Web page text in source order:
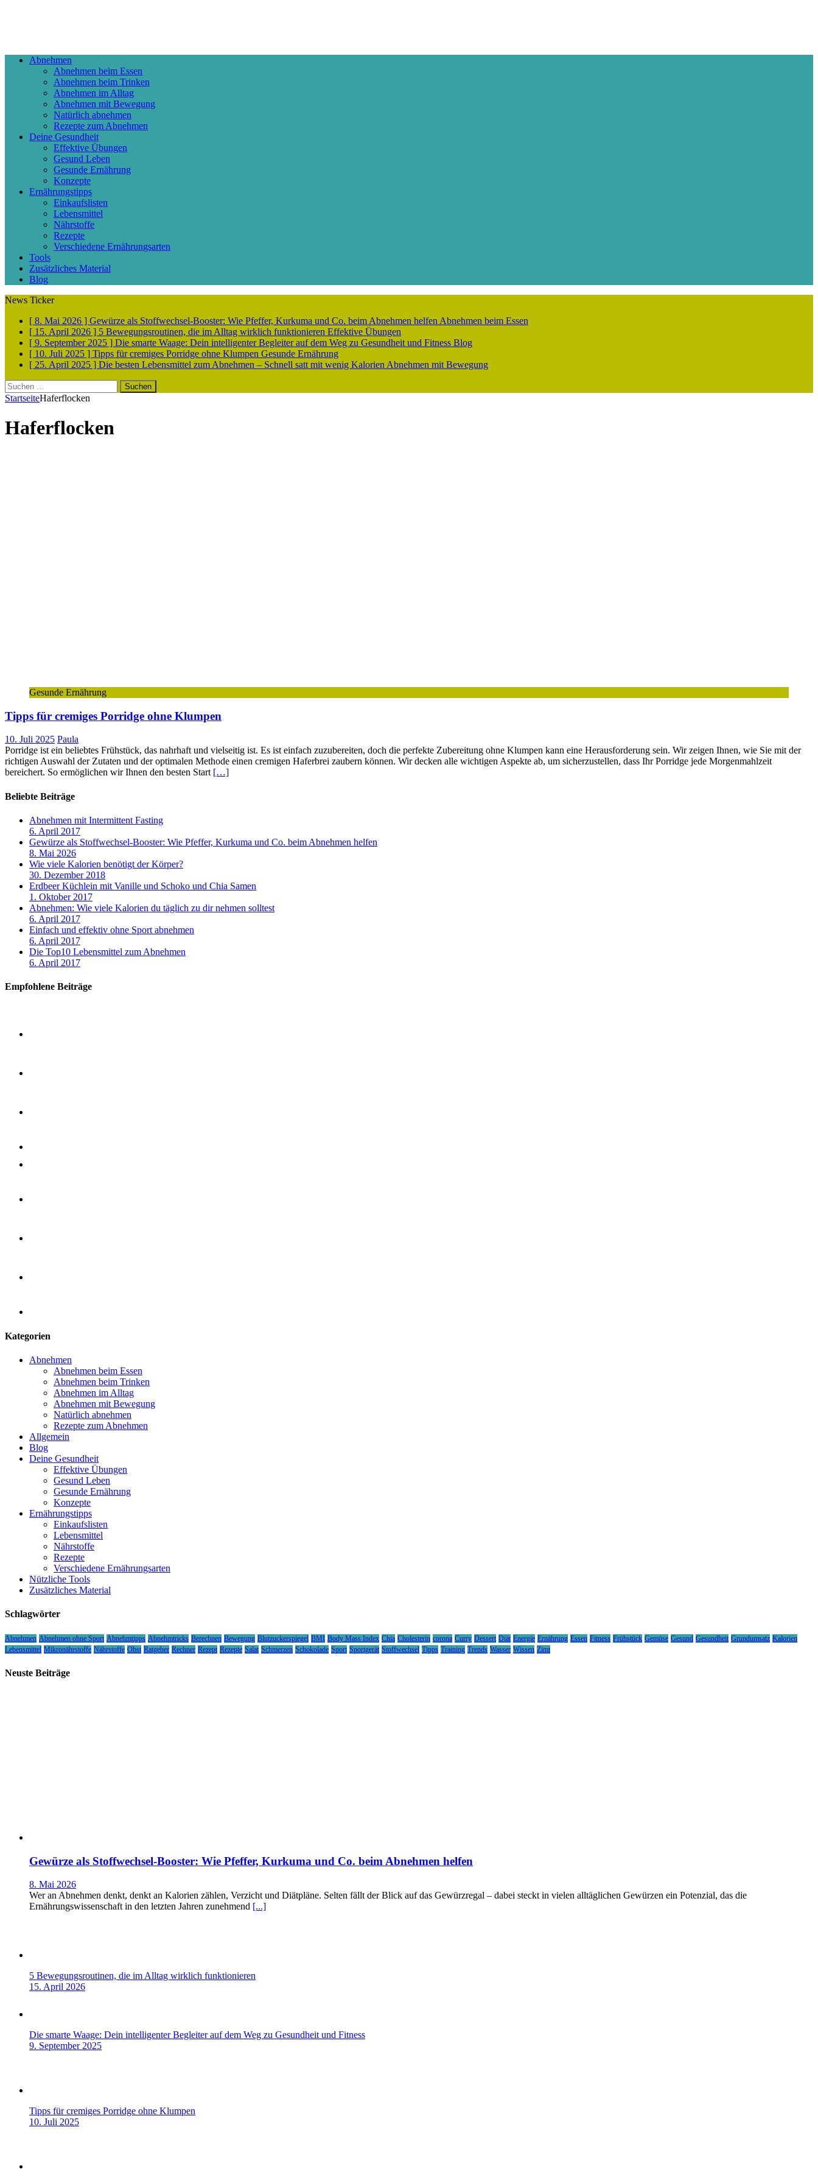
Abnehmen
Abnehmen beim Essen
Abnehmen beim Trinken
Abnehmen im Alltag
Abnehmen mit Bewegung
Natürlich abnehmen
Rezepte zum Abnehmen
Deine Gesundheit
Effektive Übungen
Gesund Leben
Gesunde Ernährung
Konzepte
Ernährungstipps
Einkaufslisten
Lebensmittel
Nährstoffe
Rezepte
Verschiedene Ernährungsarten
Tools
Zusätzliches Material
Blog
News Ticker
[ 8. Mai 2026 ] Gewürze als Stoffwechsel-Booster: Wie Pfeffer, Kurkuma und Co. beim Abnehmen helfen Abnehmen beim Essen
[ 15. April 2026 ] 5 Bewegungsroutinen, die im Alltag wirklich funktionieren Effektive Übungen
[ 9. September 2025 ] Die smarte Waage: Dein intelligenter Begleiter auf dem Weg zu Gesundheit und Fitness Blog
[ 10. Juli 2025 ] Tipps für cremiges Porridge ohne Klumpen Gesunde Ernährung
[ 25. April 2025 ] Die besten Lebensmittel zum Abnehmen – Schnell satt mit wenig Kalorien Abnehmen mit Bewegung
Suchen
nach:
StartseiteHaferflocken
Haferflocken
Gesunde Ernährung
Tipps für cremiges Porridge ohne Klumpen
10. Juli 2025 Paula
Porridge ist ein beliebtes Frühstück, das nahrhaft und vielseitig ist. Es ist einfach zuzubereiten, doch die perfekte Zubereitung ohne Klumpen kann eine Herausforderung sein. Wir zeigen Ihnen, wie Sie mit der
richtigen Auswahl der Zutaten und der optimalen Methode einen cremigen Haferbrei zaubern können. Wir decken alle wichtigen Aspekte ab, um sicherzustellen, dass Ihr Porridge jede Morgenmahlzeit
bereichert. So ermöglichen wir Ihnen den besten Start […]
Beliebte Beiträge
Abnehmen mit Intermittent Fasting
6. April 2017
Gewürze als Stoffwechsel-Booster: Wie Pfeffer, Kurkuma und Co. beim Abnehmen helfen
8. Mai 2026
Wie viele Kalorien benötigt der Körper?
30. Dezember 2018
Erdbeer Küchlein mit Vanille und Schoko und Chia Samen
1. Oktober 2017
Abnehmen: Wie viele Kalorien du täglich zu dir nehmen solltest
6. April 2017
Einfach und effektiv ohne Sport abnehmen
6. April 2017
Die Top10 Lebensmittel zum Abnehmen
6. April 2017
Empfohlene Beiträge
Kategorien
Abnehmen
Abnehmen beim Essen
Abnehmen beim Trinken
Abnehmen im Alltag
Abnehmen mit Bewegung
Natürlich abnehmen
Rezepte zum Abnehmen
Allgemein
Blog
Deine Gesundheit
Effektive Übungen
Gesund Leben
Gesunde Ernährung
Konzepte
Ernährungstipps
Einkaufslisten
Lebensmittel
Nährstoffe
Rezepte
Verschiedene Ernährungsarten
Nützliche Tools
Zusätzliches Material
Schlagwörter
Abnehmen Abnehmen ohne Sport Abnehmtipps Abnehmtricks Berechnen Bewegung Blutzuckerspiegel BMI Body Mass Index Chia Cholesterin corona Curry Dessert Diät Energie Ernährung Essen Fitness Frühstück Gemüse Gesund Gesundheit Grundumsatz Kalorien
Lebensmittel Mikronährstoffe Nährstoffe Obst Ratgeber Rechner Rezept Rezepte Salat Schmerzen Schokolade Sport Sportgerät Stoffwechsel Tipps Training Trends Wasser Wissen Zimt
Neuste Beiträge
Gewürze als Stoffwechsel-Booster: Wie Pfeffer, Kurkuma und Co. beim Abnehmen helfen
8. Mai 2026
Wer an Abnehmen denkt, denkt an Kalorien zählen, Verzicht und Diätpläne. Selten fällt der Blick auf das Gewürzregal – dabei steckt in vielen alltäglichen Gewürzen ein Potenzial, das die
Ernährungswissenschaft in den letzten Jahren zunehmend [...]
5 Bewegungsroutinen, die im Alltag wirklich funktionieren
15. April 2026
Die smarte Waage: Dein intelligenter Begleiter auf dem Weg zu Gesundheit und Fitness
9. September 2025
Tipps für cremiges Porridge ohne Klumpen
10. Juli 2025